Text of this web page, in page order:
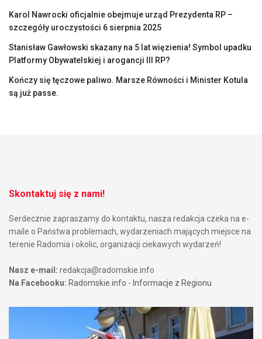
Karol Nawrocki oficjalnie obejmuje urząd Prezydenta RP –
szczegóły uroczystości 6 sierpnia 2025
Stanisław Gawłowski skazany na 5 lat więzienia! Symbol upadku
Platformy Obywatelskiej i arogancji III RP?
Kończy się tęczowe paliwo. Marsze Równości i Minister Kotula
są już passe.
Skontaktuj się z nami!
Serdecznie zapraszamy do kontaktu, nasza redakcja czeka na e-
maile o Państwa problemach, wydarzeniach mających miejsce na
terenie Radomia i okolic, organizacji ciekawych wydarzeń!
Nasz e-mail: redakcja@radomskie.info
Na Facebooku: Radomskie.info - Informacje z Regionu